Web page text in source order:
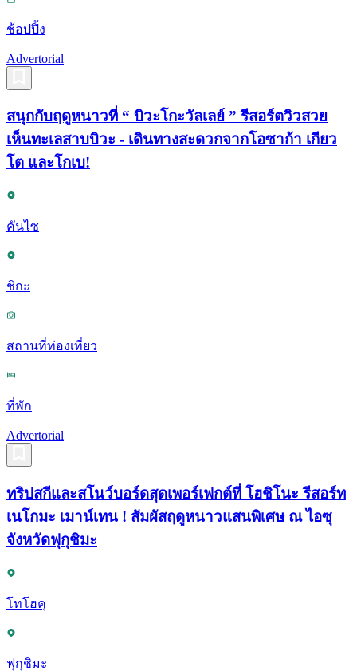
ช้อปปิ้ง
Advertorial
สนุกกับฤดูหนาวที่ “ บิวะโกะวัลเลย์ ” รีสอร์ตวิวสวย
เห็นทะเลสาบบิวะ - เดินทางสะดวกจากโอซาก้า เกียว
โต และโกเบ!
คันไซ
ชิกะ
สถานที่ท่องเที่ยว
ที่พัก
Advertorial
ทริปสกีและสโนว์บอร์ดสุดเพอร์เฟกต์ที่ โฮชิโนะ รีสอร์ท
เนโกมะ เมาน์เทน ! สัมผัสฤดูหนาวแสนพิเศษ ณ ไอซุ
จังหวัดฟุกุชิมะ
โทโฮคุ
ฟุกุชิมะ